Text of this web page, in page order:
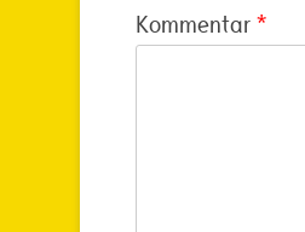
Kommentar *